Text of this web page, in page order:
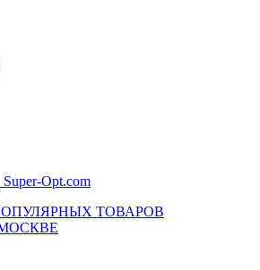
Super-Opt.com
ТОВАРОВ